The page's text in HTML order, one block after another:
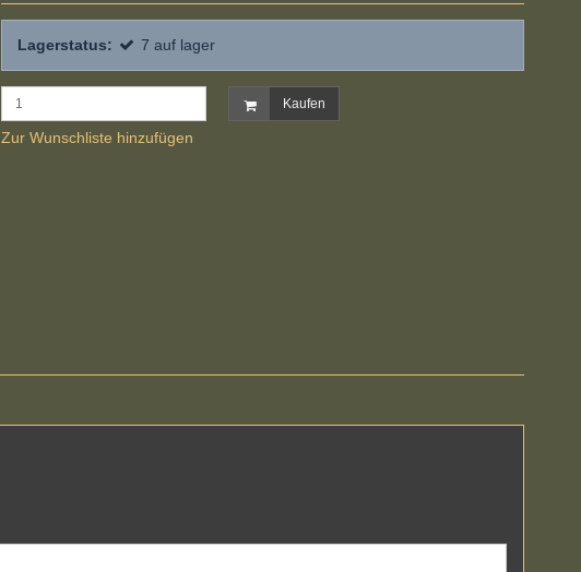
Lagerstatus: 7 auf lager
Kaufen
Zur Wunschliste hinzufügen